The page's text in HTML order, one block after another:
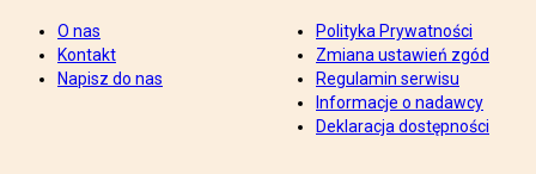
O nas
Kontakt
Napisz do nas
Polityka Prywatności
Zmiana ustawień zgód
Regulamin serwisu
Informacje o nadawcy
Deklaracja dostępności